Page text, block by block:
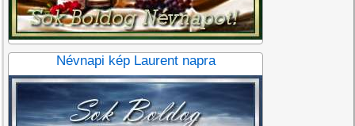
Névnapi kép Laurent napra